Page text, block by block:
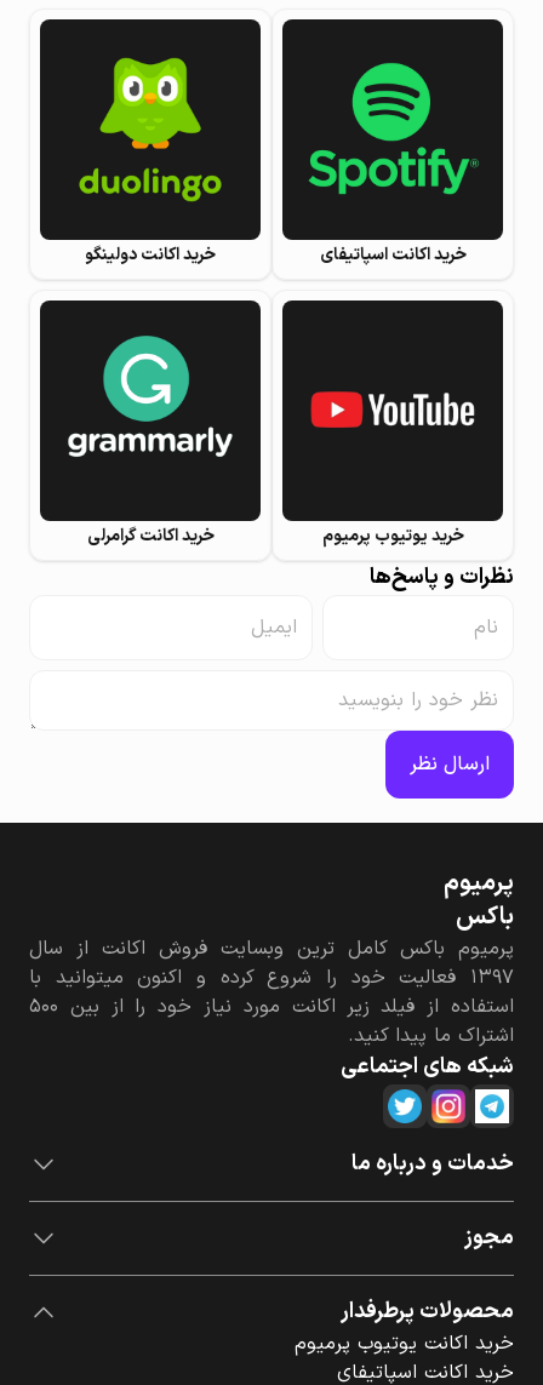
خرید اکانت اسپاتیفای خرید اکانت دولینگو
خرید یوتیوب پرمیوم خرید اکانت گرامرلی
نظرات و پاسخ‌ها
ارسال نظر
پرمیوم‌
باکس
پرمیوم باکس کامل ترین وبسایت فروش اکانت از سال
۱۳۹۷ فعالیت خود را شروع کرده و اکنون میتوانید با
استفاده از فیلد زیر اکانت مورد نیاز خود را از بین ۵۰۰
اشتراک ما پیدا کنید.
شبکه های اجتماعی
خدمات و درباره ما
مجوز
محصولات پرطرفدار
خرید اکانت یوتیوب پرمیوم
خرید اکانت اسپاتیفای